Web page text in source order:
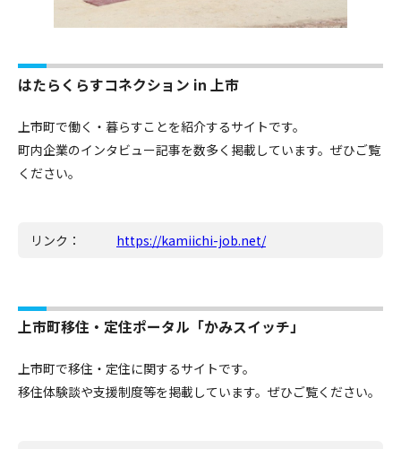
はたらくらすコネクション in 上市
上市町で働く・暮らすことを紹介するサイトです。
町内企業のインタビュー記事を数多く掲載しています。ぜひご覧
ください。
リンク： https://kamiichi-job.net/
上市町移住・定住ポータル「かみスイッチ」
上市町で移住・定住に関するサイトです。
移住体験談や支援制度等を掲載しています。ぜひご覧ください。